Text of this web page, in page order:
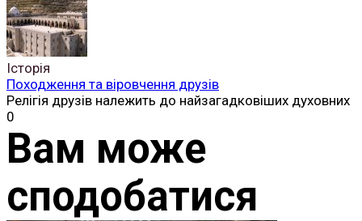
Історія
Походження та віровчення друзів
Релігія друзів належить до найзагадковіших духовних
0
Вам може
сподобатися